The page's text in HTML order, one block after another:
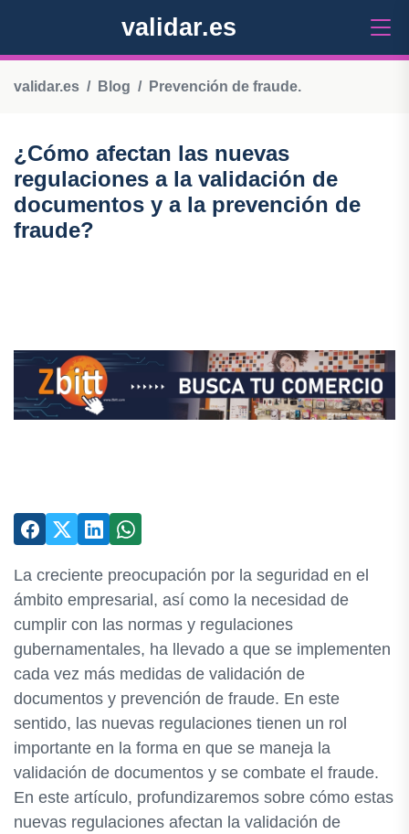
validar.es
validar.es Blog Prevención de fraude.
¿Cómo afectan las nuevas
regulaciones a la validación de
documentos y a la prevención de
fraude?
La creciente preocupación por la seguridad en el
ámbito empresarial, así como la necesidad de
cumplir con las normas y regulaciones
gubernamentales, ha llevado a que se implementen
cada vez más medidas de validación de
documentos y prevención de fraude. En este
sentido, las nuevas regulaciones tienen un rol
importante en la forma en que se maneja la
validación de documentos y se combate el fraude.
En este artículo, profundizaremos sobre cómo estas
nuevas regulaciones afectan la validación de